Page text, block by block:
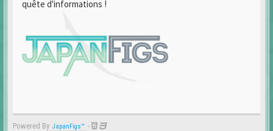
quête d'informations !
Powered By JapanFigs™ -